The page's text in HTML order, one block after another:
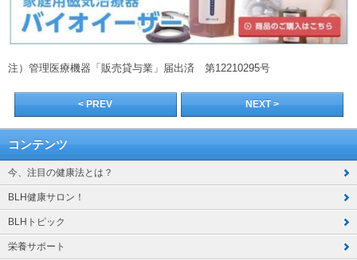
注）管理医療機器「販売貸与業」届出済 第12210295号
< PREV NEXT >
コンテンツ
今、注目の健康法とは？
BLH健康サロン！
BLHトピック
栄養サポート